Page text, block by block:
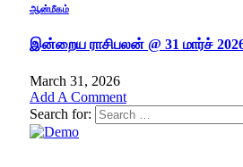
ஆன்மீகம்
இன்றைய ராசிபலன் @ 31 மார்ச்
March 31, 2026
Add A Comment
Search for: